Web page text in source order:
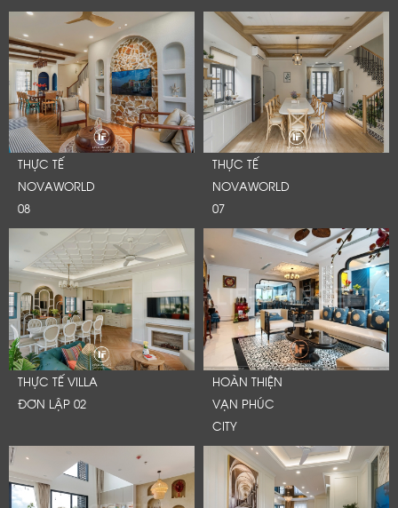
THỰC TẾ
NOVAWORLD
08
THỰC TẾ
NOVAWORLD
07
THỰC TẾ VILLA
ĐƠN LẬP 02
HOÀN THIỆN
VẠN PHÚC
CITY